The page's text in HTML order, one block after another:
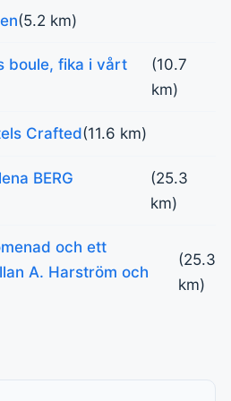
(5.2 km)
boule, fika i vårt
(10.7
km)
Crafted(11.6 km)
BERG
(25.3
km)
och ett
A. Harström och
(25.3
km)